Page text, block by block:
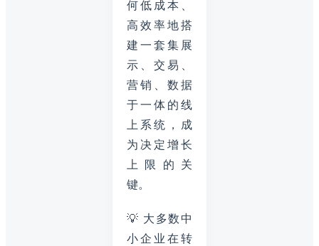
何低成本、
高效率地搭
建一套集展
示、交易、
营销、数据
于一体的线
上系统，成
为决定增长
上限的关
键。
💡 大多数中
小企业在转